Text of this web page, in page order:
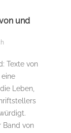
und
Texte von
Leben,
Band von